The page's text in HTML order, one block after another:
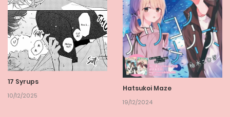
17 Syrups
10/12/2025
Hatsukoi Maze
19/12/2024